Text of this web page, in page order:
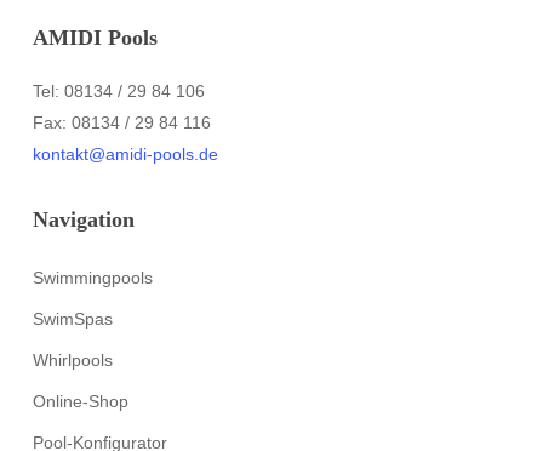
AMIDI Pools
Tel: 08134 / 29 84 106
Fax: 08134 / 29 84 116
kontakt@amidi-pools.de
Navigation
Swimmingpools
SwimSpas
Whirlpools
Online-Shop
Pool-Konfigurator